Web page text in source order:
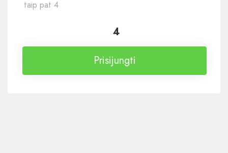
4
Prisijungti
taip pat 4